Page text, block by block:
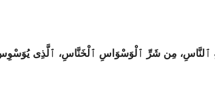
ٱلنَّاسِ، مِن شَرِّ ٱلْوَسْوَاسِ ٱلْخَنَّاسِ، ٱلَّذِى